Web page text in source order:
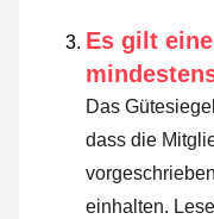
Es gilt
Das
dass die
einhalten.